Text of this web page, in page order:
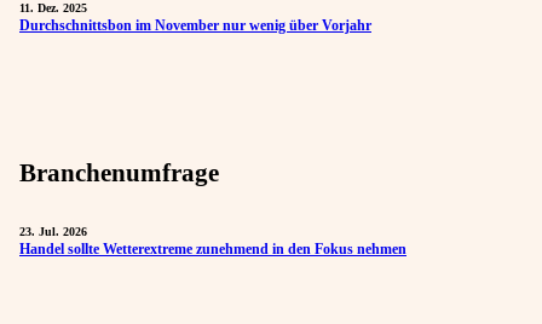
11. Dez. 2025
Durchschnittsbon im November nur wenig über Vorjahr
Branchenumfrage
23. Jul. 2026
Handel sollte Wetterextreme zunehmend in den Fokus nehmen